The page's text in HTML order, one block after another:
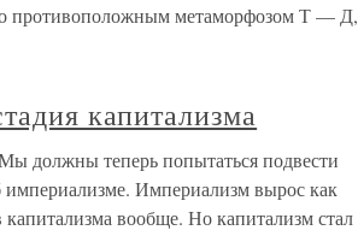
противоположным метаморфозом Т — Д,
капитализма
должны теперь попытаться подвести
империализме. Империализм вырос как
вообще. Но капитализм стал